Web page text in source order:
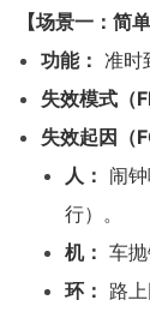
【场景一：
功能： 准时
失效模式（
失效起因（
人： 闹
行）。
机： 车抛
环： 路